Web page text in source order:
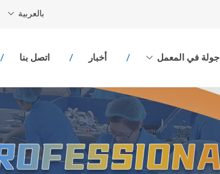
بالعربية
جولة في المعمل أخبار اتصل بنا